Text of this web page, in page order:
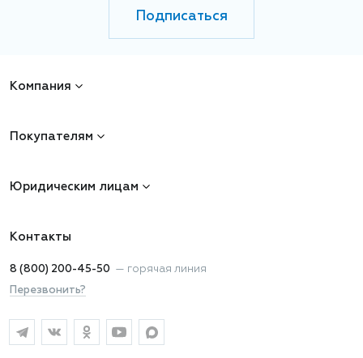
Подписаться
Компания
Покупателям
Юридическим лицам
Контакты
8 (800) 200-45-50 — горячая линия
Перезвонить?